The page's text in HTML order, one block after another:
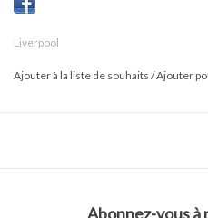
ample et décontractée avec une
tissés ou des couches légères
81 % coton
Liverpool
Ajouter à la liste de souhaits /Ajouter
Abonnez-vous